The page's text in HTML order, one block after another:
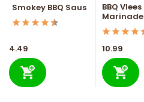
Smokey BBQ Saus
4.49
BBQ Vlees
Marinade
10.99